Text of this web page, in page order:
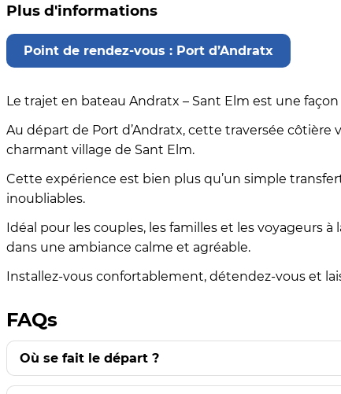
Plus d'informations
Point de rendez-vous : Port d’Andratx
Le trajet en bateau Andratx – Sant Elm est une
Au départ de Port d’Andratx, cette traversée côtière
charmant village de Sant Elm.
Cette expérience est bien plus qu’un simple
inoubliables.
Idéal pour les couples, les familles et les voyageurs
dans une ambiance calme et agréable.
Installez-vous confortablement, détendez-vous et
FAQs
Où se fait le départ ?